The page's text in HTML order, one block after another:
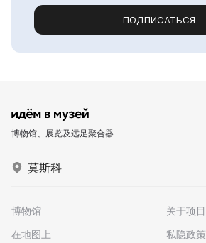
ПОДПИСАТЬСЯ
博物馆、展览及远足聚合器
莫斯科
博物馆
在地图上
关于项目
私隐政策